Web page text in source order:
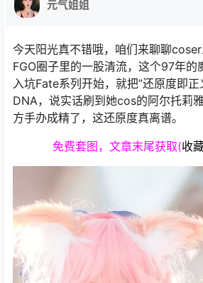
元气姐姐
今天阳光真不错哦，咱们来聊聊
FGO圈子里的一股清流，这个97年
入坑Fate系列开始，就把”还原度即正
DNA，说实话刷到她cos的阿尔托莉
方手办成精了，这还原度真离谱。
免费套图，文章末尾获取(收